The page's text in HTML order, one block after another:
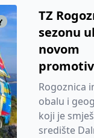
TZ
sezonu
novom
Rogoznica
obalu i
koji je
središte